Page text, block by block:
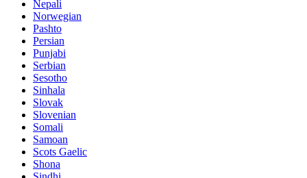
Nepali
Norwegian
Pashto
Persian
Punjabi
Serbian
Sesotho
Sinhala
Slovak
Slovenian
Somali
Samoan
Scots Gaelic
Shona